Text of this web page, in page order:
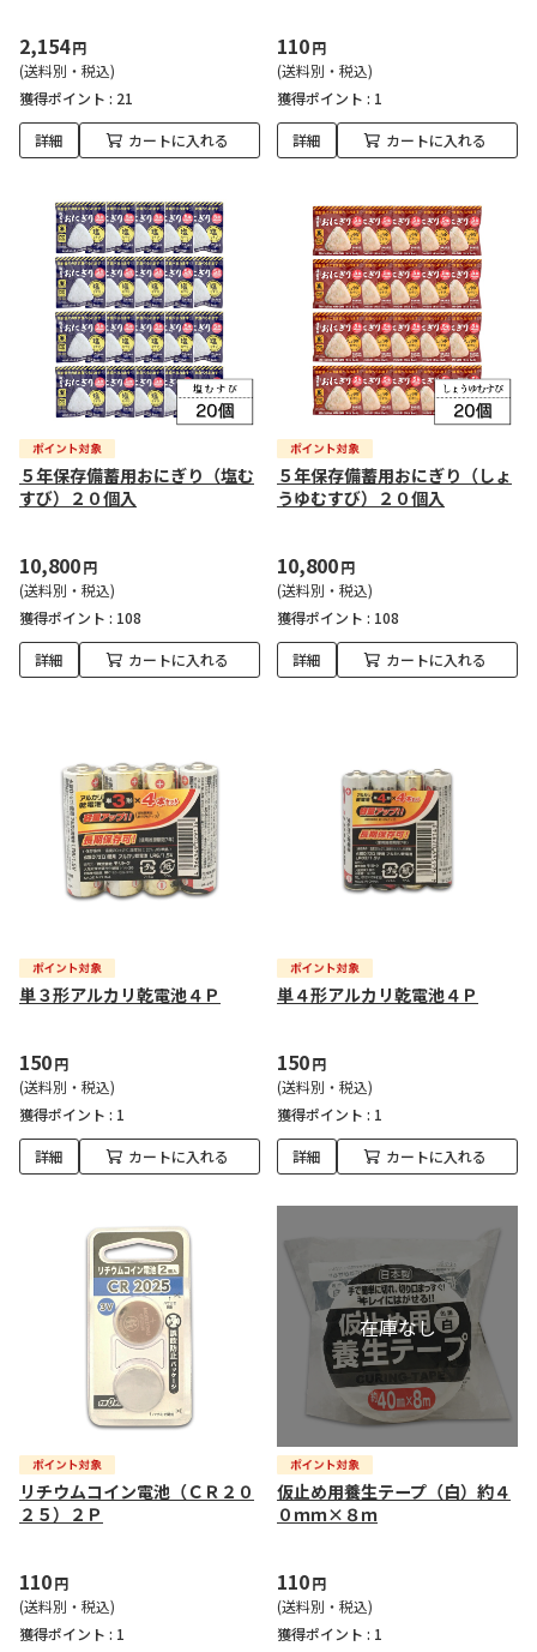
2,154円
(送料別・税込)
獲得ポイント : 21
詳細 カートに入れる
110円
(送料別・税込)
獲得ポイント : 1
詳細 カートに入れる
５年保存備蓄用おにぎり（塩む
すび）２０個入
10,800円
(送料別・税込)
獲得ポイント : 108
詳細 カートに入れる
５年保存備蓄用おにぎり（しょ
うゆむすび）２０個入
10,800円
(送料別・税込)
獲得ポイント : 108
詳細 カートに入れる
単３形アルカリ乾電池４Ｐ
150円
(送料別・税込)
獲得ポイント : 1
詳細 カートに入れる
単４形アルカリ乾電池４Ｐ
150円
(送料別・税込)
獲得ポイント : 1
詳細 カートに入れる
リチウムコイン電池（ＣＲ２０
２５）２Ｐ
110円
(送料別・税込)
獲得ポイント : 1
仮止め用養生テープ（白）約４
０ｍｍ×８ｍ
110円
(送料別・税込)
獲得ポイント : 1